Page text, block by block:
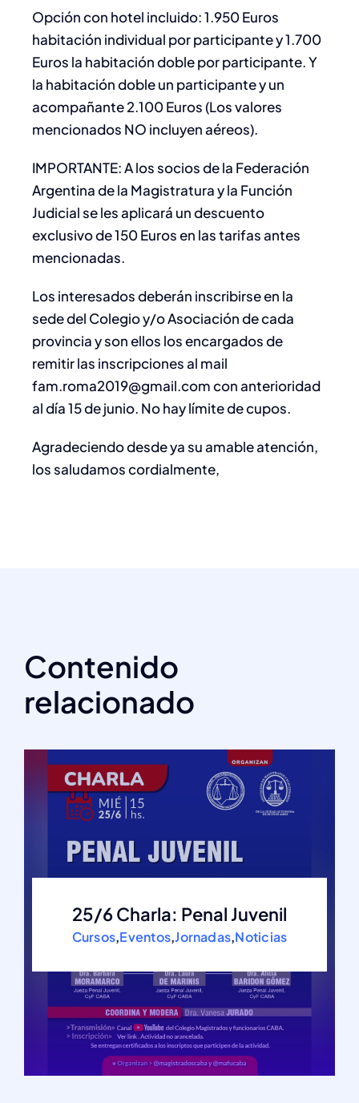
Opción con hotel incluido: 1.950 Euros
habitación individual por participante y 1.700
Euros la habitación doble por participante. Y
la habitación doble un participante y un
acompañante 2.100 Euros (Los valores
mencionados NO incluyen aéreos).
IMPORTANTE: A los socios de la Federación
Argentina de la Magistratura y la Función
Judicial se les aplicará un descuento
exclusivo de 150 Euros en las tarifas antes
mencionadas.
Los interesados deberán inscribirse en la
sede del Colegio y/o Asociación de cada
provincia y son ellos los encargados de
remitir las inscripciones al mail
fam.roma2019@gmail.com con anterioridad
al día 15 de junio. No hay límite de cupos.
Agradeciendo desde ya su amable atención,
los saludamos cordialmente,
Contenido
relacionado
25/6 Charla: Penal Juvenil
Cursos,Eventos,Jornadas,Noticias